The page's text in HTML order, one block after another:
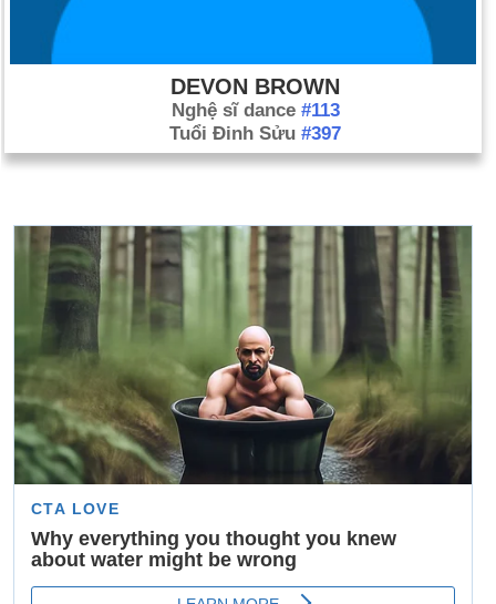
DEVON BROWN
Nghệ sĩ dance #113
Tuổi Đinh Sửu #397